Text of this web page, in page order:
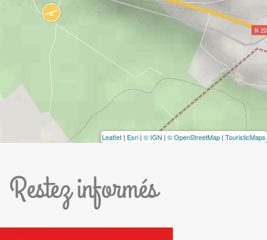
Leaflet | Esri | © IGN | © OpenStreetMap | TouristicMaps
Restez informés